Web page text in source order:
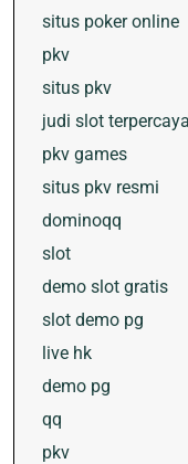
situs poker online
pkv
situs pkv
judi slot terpercaya
pkv games
situs pkv resmi
dominoqq
slot
demo slot gratis
slot demo pg
live hk
demo pg
qq
pkv